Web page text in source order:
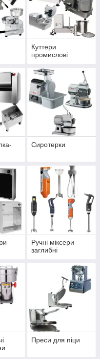
Куттери
промислові
Сиротерки
Ручні міксери
заглибні
Преси для піци